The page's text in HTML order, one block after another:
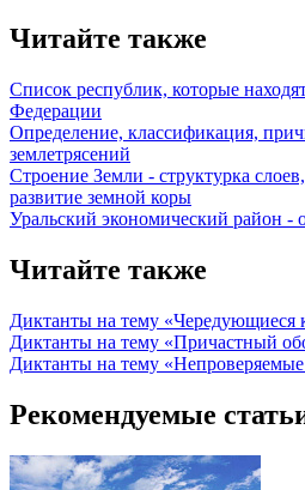
Читайте также
Список республик, которые
Федерации
Определение, классификация,
землетрясений
Строение Земли - структурка
развитие земной коры
Уральский экономический район -
Читайте также
Диктанты на тему «Чередующиеся
Диктанты на тему «Причастный
Диктанты на тему «Непроверяемые
Рекомендуемые